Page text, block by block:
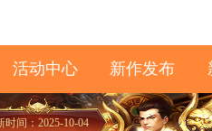
活动中心 新作发布
时间：2025-10-04